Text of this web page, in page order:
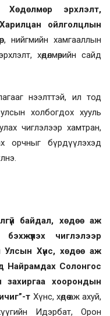
эрхлэлт,
ойлголцлын
нийгмийн хамгааллын
хөдөлмөрийн сайд
нээлттэй, ил тод
холбогдох хууль
чиглэлээр хамтран,
орчныг бүрдүүлэхэд
байдал, хөдөө аж
чиглэлээр
Улсын Хүнс, хөдөө аж
Найрамдах Солонгос
хоорондын
т Хүнс, хөдөө аж ахуй,
Идэрбат, Орон